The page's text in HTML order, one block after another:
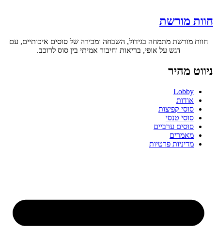
חוות מורשת
חוות מורשת מתמחה בגידול, השבחה ומכירה של סוסים איכותיים, עם
דגש על אופי, בריאות וחיבור אמיתי בין סוס לרוכב.
ניווט מהיר
Lobby
אודות
סוסי קפיצות
סוסי טנסי
סוסים ערביים
מאמרים
מדיניות פרטיות